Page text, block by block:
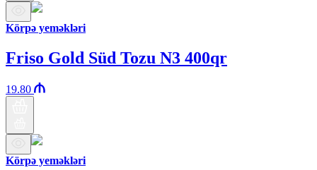
Körpə yeməkləri
Friso Gold Süd Tozu N3 400qr
19.80
Körpə yeməkləri